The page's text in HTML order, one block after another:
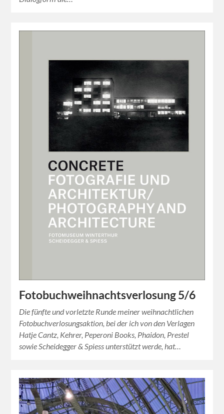
Fotobuchweihnachtsverlosung 5/6
Die fünfte und vorletzte Runde meiner weihnachtlichen
Fotobuchverlosungsaktion, bei der ich von den Verlagen
Hatje Cantz, Kehrer, Peperoni Books, Phaidon, Prestel
sowie Scheidegger & Spiess unterstützt werde, hat…